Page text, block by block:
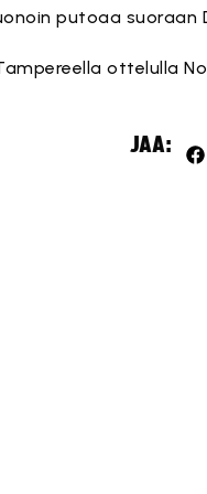
putoaa suoraan
ottelulla
JAA: